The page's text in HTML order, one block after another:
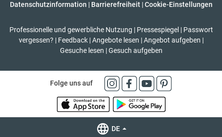
Datenschutzinformation | Barrierefreiheit | Cookie-Einstellungen
Professionelle und gewerbliche Nutzung | Pressespiegel | Passwort
vergessen? | Feedback | Angebote lesen | Angebot aufgeben |
Gesuche lesen | Gesuch aufgeben
Folge uns auf
DE